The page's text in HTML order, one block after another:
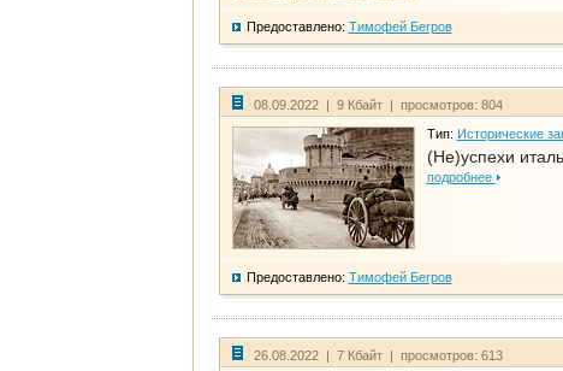
Предоставлено: Тимофей Бегров
08.09.2022 | 9 Кбайт | просмотров: 804
Тип: Исторические
(Не)успехи
подробнее
Предоставлено: Тимофей Бегров
26.08.2022 | 7 Кбайт | просмотров: 613